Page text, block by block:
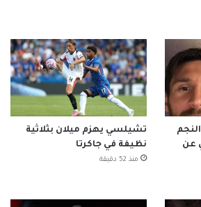
عن
تشيلسي يهزم ميلان بثلاثية
نظيفة في جاكرتا
منذ 52 دقيقة